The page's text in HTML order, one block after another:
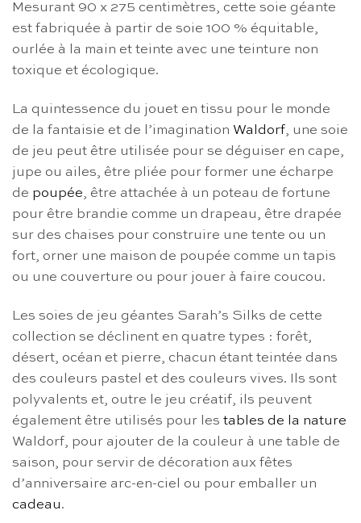
Mesurant 90 x 275 centimètres, cette soie géante
est fabriquée à partir de soie 100 % équitable,
ourlée à la main et teinte avec une teinture non
toxique et écologique.
La quintessence du jouet en tissu pour le monde
de la fantaisie et de l’imagination Waldorf, une soie
de jeu peut être utilisée pour se déguiser en cape,
jupe ou ailes, être pliée pour former une écharpe
de poupée, être attachée à un poteau de fortune
pour être brandie comme un drapeau, être drapée
sur des chaises pour construire une tente ou un
fort, orner une maison de poupée comme un tapis
ou une couverture ou pour jouer à faire coucou.
Les soies de jeu géantes Sarah’s Silks de cette
collection se déclinent en quatre types : forêt,
désert, océan et pierre, chacun étant teintée dans
des couleurs pastel et des couleurs vives. Ils sont
polyvalents et, outre le jeu créatif, ils peuvent
également être utilisés pour les tables de la nature
Waldorf, pour ajouter de la couleur à une table de
saison, pour servir de décoration aux fêtes
d’anniversaire arc-en-ciel ou pour emballer un
cadeau.